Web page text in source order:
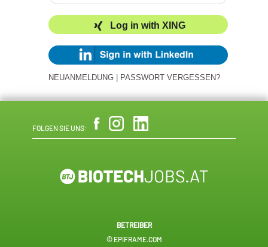
Log in with XING
NEUANMELDUNG PASSWORT VERGESSEN?
FOLGEN SIE UNS:
BETREIBER
© EPIFRAME.COM